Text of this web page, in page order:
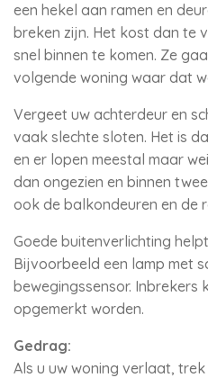
een hekel aan ramen en
breken zijn. Het kost dan te
snel binnen te komen. Ze
volgende woning waar dat
Vergeet uw achterdeur en
vaak slechte sloten. Het is
en er lopen meestal maar
dan ongezien en binnen
ook de balkondeuren en de
Goede buitenverlichting
Bijvoorbeeld een lamp met
bewegingssensor. Inbrekers
opgemerkt worden.
Gedrag:
Als u uw woning verlaat,